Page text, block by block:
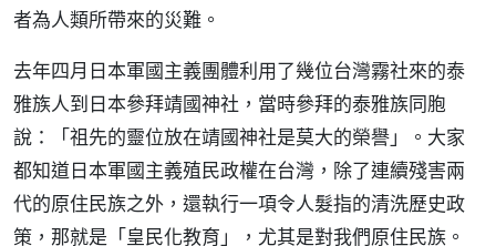
者為人類所帶來的災難。
去年四月日本軍國主義團體利用了幾位台灣霧社來的泰
雅族人到日本參拜靖國神社，當時參拜的泰雅族同胞
說：「祖先的靈位放在靖國神社是莫大的榮譽」。大家
都知道日本軍國主義殖民政權在台灣，除了連續殘害兩
代的原住民族之外，還執行一項令人髮指的清洗歷史政
策，那就是「皇民化教育」，尤其是對我們原住民族。